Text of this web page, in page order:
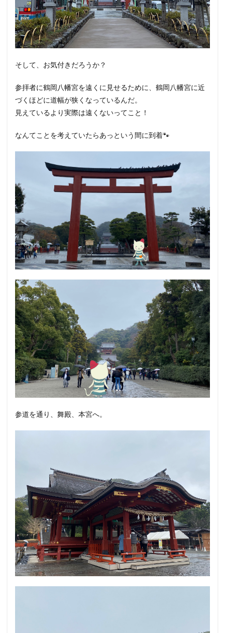
そして、お気付きだろうか？
参拝者に鶴岡八幡宮を遠くに見せるために、鶴岡八幡宮に近
づくほどに道幅が狭くなっているんだ。
見えているより実際は遠くないってこと！
なんてことを考えていたらあっという間に到着🐾
参道を通り、舞殿、本宮へ。